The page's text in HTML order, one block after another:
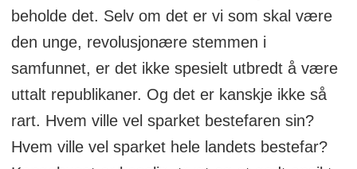
beholde det. Selv om det er vi som skal være
den unge, revolusjonære stemmen i
samfunnet, er det ikke spesielt utbredt å være
uttalt republikaner. Og det er kanskje ikke så
rart. Hvem ville vel sparket bestefaren sin?
Hvem ville vel sparket hele landets bestefar?